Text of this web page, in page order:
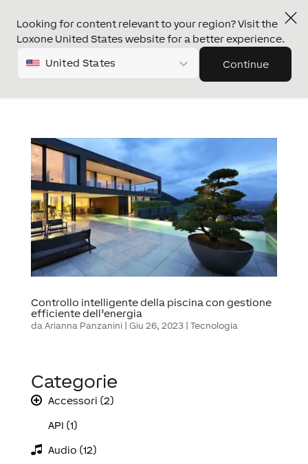
Looking for content relevant to your region? Visit the
Loxone United States website for a better experience.
United States Continue
Controllo intelligente della piscina con gestione
efficiente dell’energia
da Arianna Panzanini| Giu 26, 2023| Tecnologia
Categorie
Accessori (2)
API (1)
Audio (12)